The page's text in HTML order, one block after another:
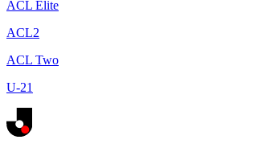
ACL Elite
ACL2
ACL Two
U-21